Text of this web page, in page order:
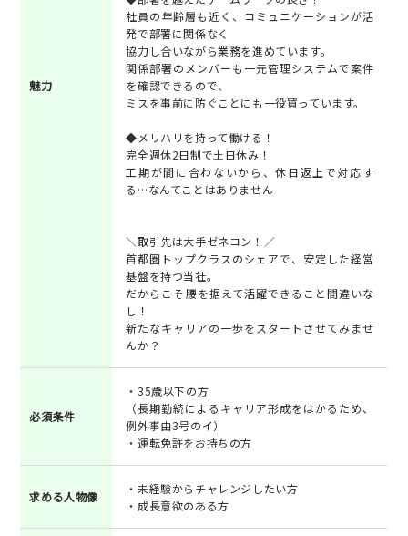
魅力
社員の年齢層も近く、コミュニケーションが活
発で部署に関係なく
協力し合いながら業務を進めています。
関係部署のメンバーも一元管理システムで案件
を確認できるので、
ミスを事前に防ぐことにも一役買っています。
◆メリハリを持って働ける！
完全週休2日制で土日休み！
工期が間に合わないから、休日返上で対応す
る…なんてことはありません
＼取引先は大手ゼネコン！／
首都圏トップクラスのシェアで、安定した経営
基盤を持つ当社。
だからこそ腰を据えて活躍できること間違いな
し！
新たなキャリアの一歩をスタートさせてみませ
んか？
必須条件
・35歳以下の方
（長期勤続によるキャリア形成をはかるため、
例外事由3号のイ）
・運転免許をお持ちの方
求める人物像
・未経験からチャレンジしたい方
・成長意欲のある方